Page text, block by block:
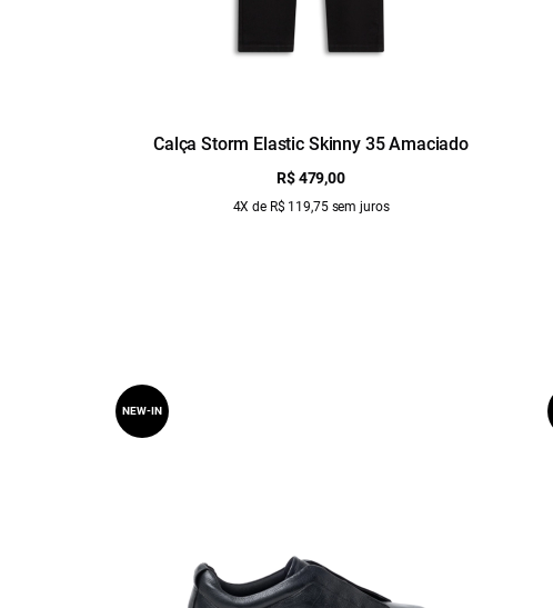
Calça Storm Elastic Skinny 35 Amaciado
R$ 479,00
4X de R$ 119,75 sem juros
NEW-IN